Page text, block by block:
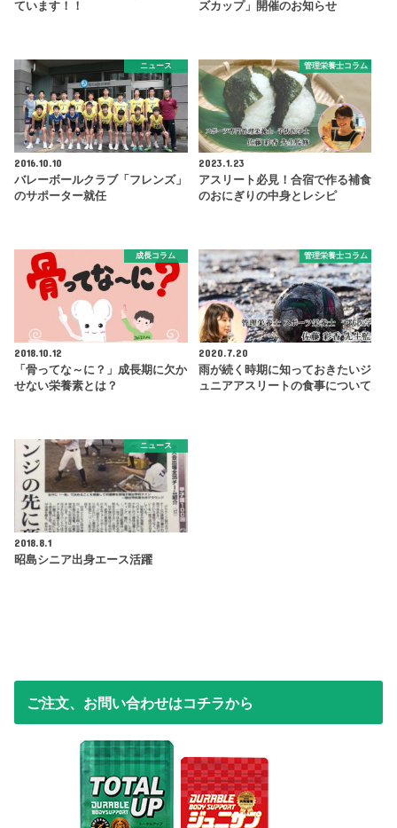
ています！！
ズカップ」開催のお知らせ
ニュース
2016.10.10
バレーボールクラブ「フレンズ」
のサポーター就任
管理栄養士コラム
2023.1.23
アスリート必見！合宿で作る補食
のおにぎりの中身とレシピ
成長コラム
2018.10.12
「骨ってな～に？」成長期に欠か
せない栄養素とは？
管理栄養士コラム
2020.7.20
雨が続く時期に知っておきたいジ
ュニアアスリートの食事について
ニュース
2018.8.1
昭島シニア出身エース活躍
ご注文、お問い合わせはコチラから